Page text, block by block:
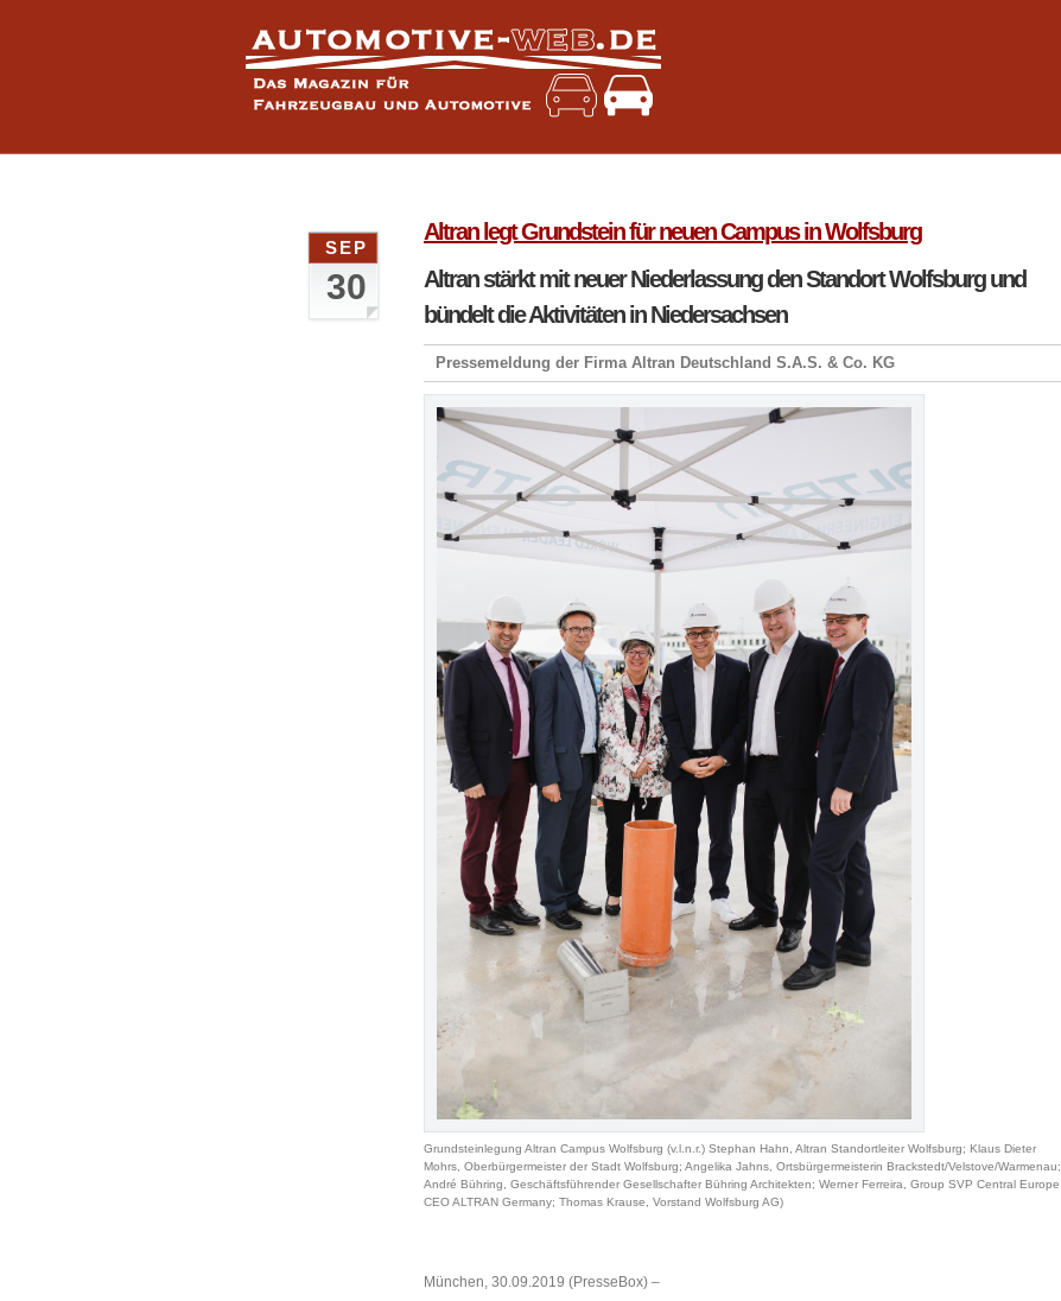
Altran legt Grundstein für neuen Campus in Wolfsburg
Altran stärkt mit neuer Niederlassung den Standort Wolfsburg und
bündelt die Aktivitäten in Niedersachsen
Pressemeldung der Firma Altran Deutschland S.A.S. & Co. KG
Grundsteinlegung Altran Campus Wolfsburg (v.l.n.r.) Stephan Hahn, Altran Standortleiter Wolfsburg; Klaus Dieter
Mohrs, Oberbürgermeister der Stadt Wolfsburg; Angelika Jahns, Ortsbürgermeisterin Brackstedt/Velstove/Warmenau;
André Bühring, Geschäftsführender Gesellschafter Bühring Architekten; Werner Ferreira, Group SVP Central Europe,
CEO ALTRAN Germany; Thomas Krause, Vorstand Wolfsburg AG)
München, 30.09.2019 (PresseBox) –
SEP
30